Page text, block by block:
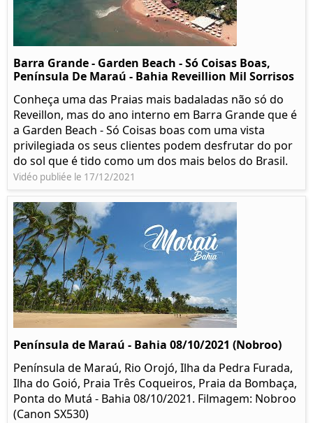
Barra Grande - Garden Beach - Só Coisas Boas,
Península De Maraú - Bahia Reveillion Mil Sorrisos
Conheça uma das Praias mais badaladas não só do
Reveillon, mas do ano interno em Barra Grande que é
a Garden Beach - Só Coisas boas com uma vista
privilegiada os seus clientes podem desfrutar do por
do sol que é tido como um dos mais belos do Brasil.
Vidéo publiée le 17/12/2021
Península de Maraú - Bahia 08/10/2021 (Nobroo)
Península de Maraú, Rio Orojó, Ilha da Pedra Furada,
Ilha do Goió, Praia Três Coqueiros, Praia da Bombaça,
Ponta do Mutá - Bahia 08/10/2021. Filmagem: Nobroo
(Canon SX530)